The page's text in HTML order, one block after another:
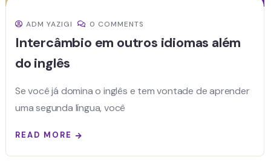
ADM YAZIGI 0 COMMENTS
Intercâmbio em outros idiomas além
do inglês
Se você já domina o inglês e tem vontade de aprender
uma segunda língua, você
READ MORE